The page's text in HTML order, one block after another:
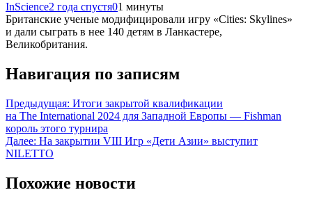
InScience2 года спустя01 минуты
Британские ученые модифицировали игру «Cities: Skylines»
и дали сыграть в нее 140 детям в Ланкастере,
Великобритания.
Навигация по записям
Предыдущая: Итоги закрытой квалификации
на The International 2024 для Западной Европы — Fishman
король этого турнира
Далее: На закрытии VIII Игр «Дети Азии» выступит
NILETTO
Похожие новости